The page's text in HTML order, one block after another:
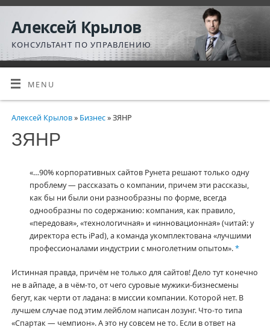
Алексей Крылов
КОНСУЛЬТАНТ ПО УПРАВЛЕНИЮ
MENU
Алексей Крылов» Бизнес» ЗЯНР
ЗЯНР
«…90% корпоративных сайтов Рунета решают только одну
проблему — рассказать о компании, причем эти рассказы,
как бы ни были они разнообразны по форме, всегда
однообразны по содержанию: компания, как правило,
«передовая», «технологичная» и «инновационная» (читай: у
директора есть iPad), а команда укомплектована «лучшими
профессионалами индустрии с многолетним опытом».*
Истинная правда, причём не только для сайтов! Дело тут конечно
не в айпаде, а в чём-то, от чего суровые мужики-бизнесмены
бегут, как черти от ладана: в миссии компании. Которой нет. В
лучшем случае под этим лейблом написан лозунг. Что-то типа
«Спартак — чемпион». А это ну совсем не то. Если в ответ на